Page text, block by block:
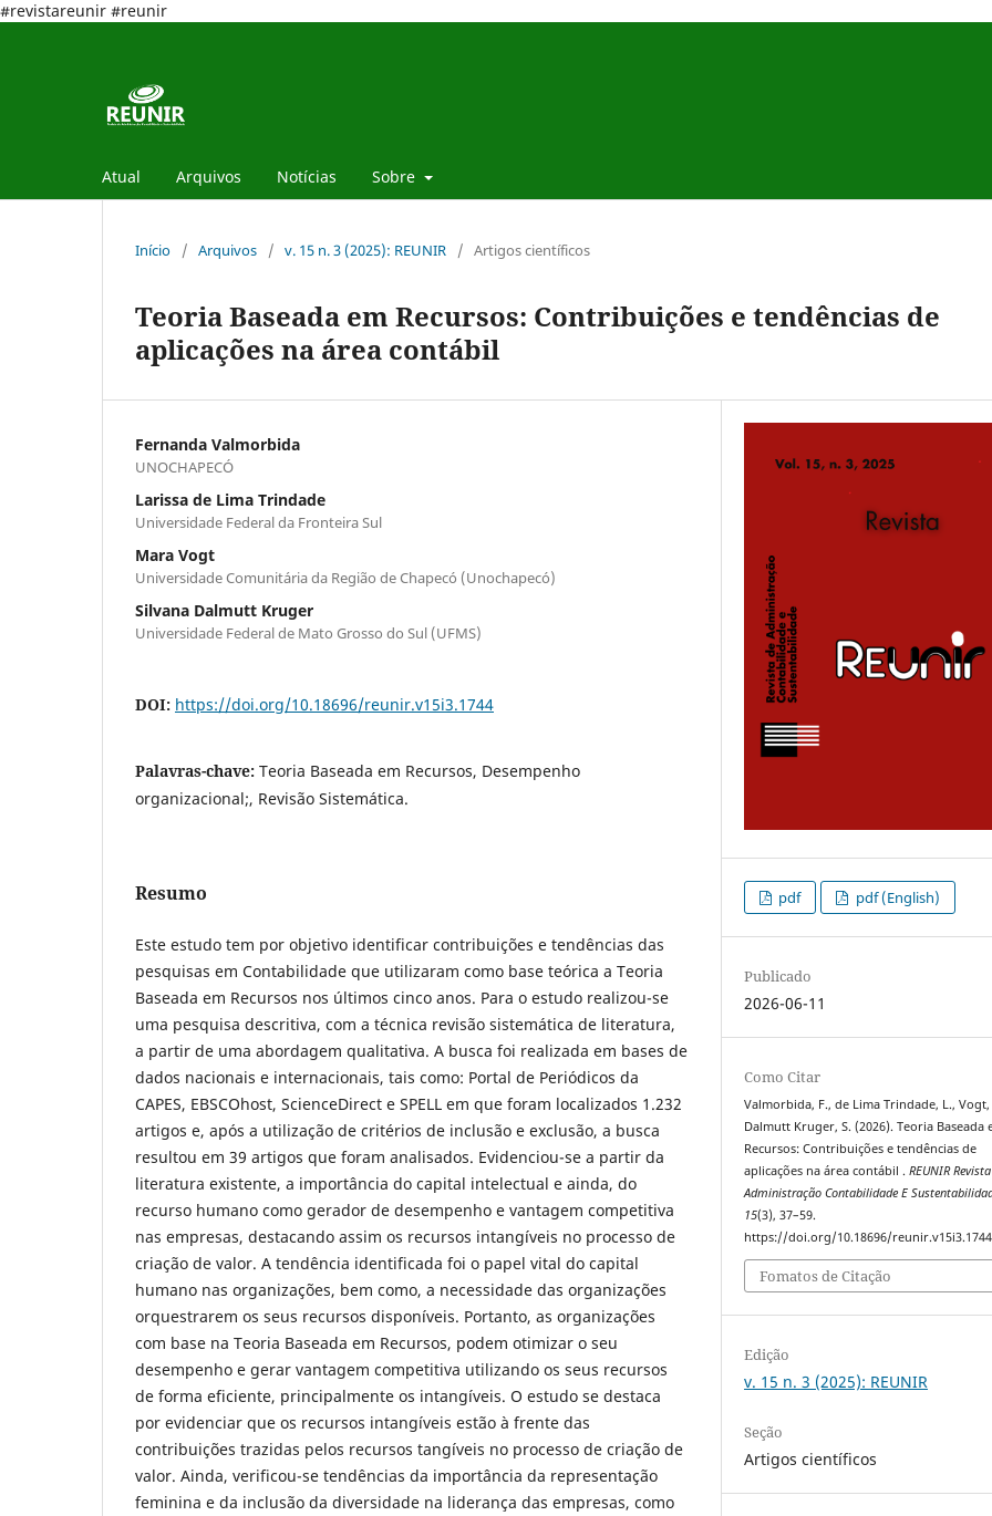
#revistareunir #reunir
Atual Arquivos Notícias Sobre
Início / Arquivos / v. 15 n. 3 (2025): REUNIR / Artigos científicos
Teoria Baseada em Recursos: Contribuições e tendências de
aplicações na área contábil
Fernanda Valmorbida
UNOCHAPECÓ
Larissa de Lima Trindade
Universidade Federal da Fronteira Sul
Mara Vogt
Universidade Comunitária da Região de Chapecó (Unochapecó)
Silvana Dalmutt Kruger
Universidade Federal de Mato Grosso do Sul (UFMS)
DOI: https://doi.org/10.18696/reunir.v15i3.1744
Palavras-chave: Teoria Baseada em Recursos, Desempenho
organizacional;, Revisão Sistemática.
Resumo
Este estudo tem por objetivo identificar contribuições e tendências das
pesquisas em Contabilidade que utilizaram como base teórica a Teoria
Baseada em Recursos nos últimos cinco anos. Para o estudo realizou-se
uma pesquisa descritiva, com a técnica revisão sistemática de literatura,
a partir de uma abordagem qualitativa. A busca foi realizada em bases de
dados nacionais e internacionais, tais como: Portal de Periódicos da
CAPES, EBSCOhost, ScienceDirect e SPELL em que foram localizados 1.232
artigos e, após a utilização de critérios de inclusão e exclusão, a busca
resultou em 39 artigos que foram analisados. Evidenciou-se a partir da
literatura existente, a importância do capital intelectual e ainda, do
recurso humano como gerador de desempenho e vantagem competitiva
nas empresas, destacando assim os recursos intangíveis no processo de
criação de valor. A tendência identificada foi o papel vital do capital
humano nas organizações, bem como, a necessidade das organizações
orquestrarem os seus recursos disponíveis. Portanto, as organizações
com base na Teoria Baseada em Recursos, podem otimizar o seu
desempenho e gerar vantagem competitiva utilizando os seus recursos
de forma eficiente, principalmente os intangíveis. O estudo se destaca
por evidenciar que os recursos intangíveis estão à frente das
contribuições trazidas pelos recursos tangíveis no processo de criação de
valor. Ainda, verificou-se tendências da importância da representação
feminina e da inclusão da diversidade na liderança das empresas, como
pdf pdf (English)
Publicado
2026-06-11
Como Citar
Valmorbida, F., de Lima Trindade, L.,
Dalmutt Kruger, S. (2026). Teoria Baseada
Recursos: Contribuições e tendências de
aplicações na área contábil .REUNIR
Administração Contabilidade E
15(3), 37–59.
https://doi.org/10.18696/reunir.v15i3.1744
Fomatos de Citação
Edição
v. 15 n. 3 (2025): REUNIR
Seção
Artigos científicos